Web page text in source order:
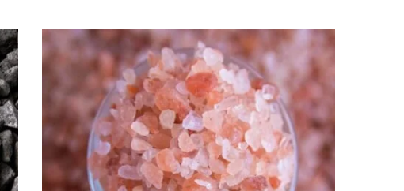
Urea Granules
Other Products
Shisha Coal
Barbeque Coal